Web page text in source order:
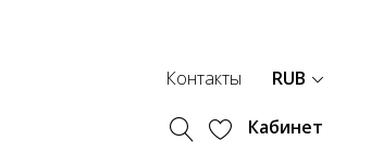
Контакты RUB
Кабинет